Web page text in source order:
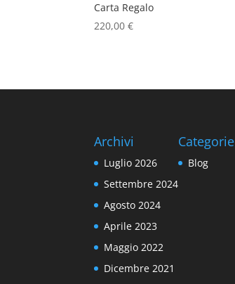
Carta Regalo
220,00€
Archivi
Luglio 2026
Settembre 2024
Agosto 2024
Aprile 2023
Maggio 2022
Dicembre 2021
Categorie
Blog